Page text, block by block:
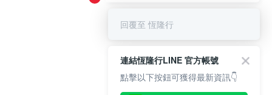
回覆至 恆隆行
連結恆隆行LINE 官方帳號
點擊以下按鈕可獲得最新資訊👇